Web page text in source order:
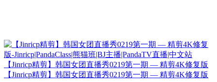
【Jinricp精剪】韩国女团直播秀0219第一期 — 精剪4K修复版
【Jinricp精剪】韩国女团直播秀0219第一期 — 精剪4K修复版